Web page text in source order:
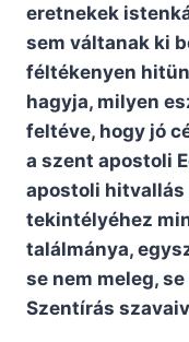
eretnekek
sem váltanak ki
féltékenyen
hagyja, milyen
feltéve, hogy jó
a szent apostoli
apostoli hitvallás
tekintélyéhez
találmánya,
se nem meleg,
Szentírás